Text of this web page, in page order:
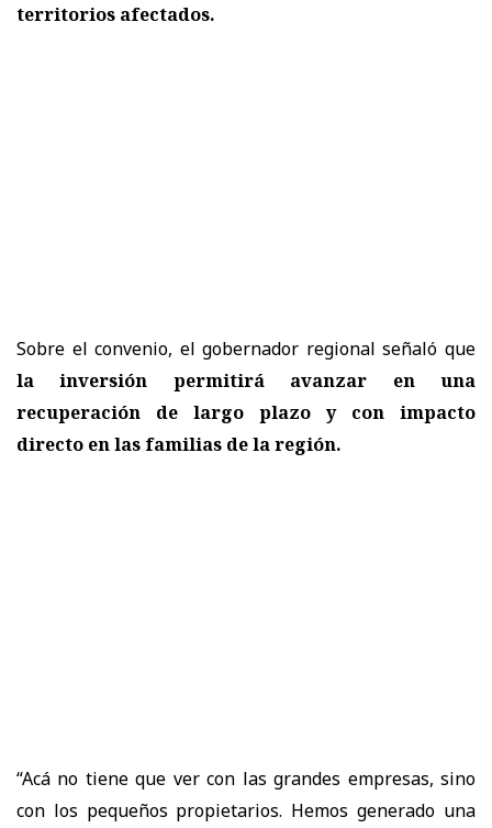
territorios afectados.
Sobre el convenio, el gobernador regional señaló que
la inversión permitirá avanzar en una
recuperación de largo plazo y con impacto
directo en las familias de la región.
“Acá no tiene que ver con las grandes empresas, sino
con los pequeños propietarios. Hemos generado una